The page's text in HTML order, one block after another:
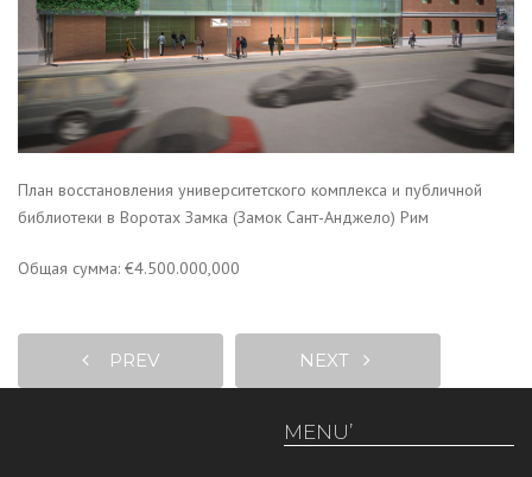
План восстановления университетского комплекса и публичной
библиотеки в Воротах Замка (Замок Сант-Анджело) Рим
Общая сумма: €4.500.000,000
PREV NEXT
MENU’